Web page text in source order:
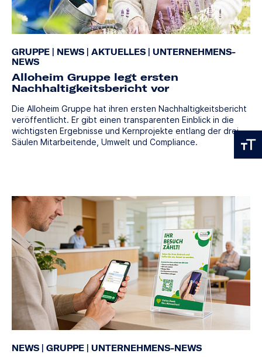
GRUPPE NEWS AKTUELLES
UNTERNEHMENS-
NEWS
Alloheim Gruppe legt ersten
Nachhaltigkeitsbericht vor
Die Alloheim Gruppe hat ihren ersten Nachhaltigkeitsbericht
veröffentlicht. Er gibt einen transparenten Einblick in die
wichtigsten Ergebnisse und Kernprojekte entlang der drei
Säulen Mitarbeitende, Umwelt und Compliance.
NEWS GRUPPE UNTERNEHMENS-NEWS